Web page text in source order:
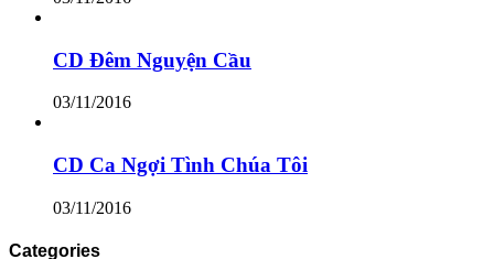
CD Đêm Nguyện Cầu
03/11/2016
CD Ca Ngợi Tình Chúa Tôi
03/11/2016
Categories